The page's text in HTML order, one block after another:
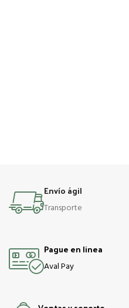
Envío ágil
Transporte
Pague en linea
Aval Pay